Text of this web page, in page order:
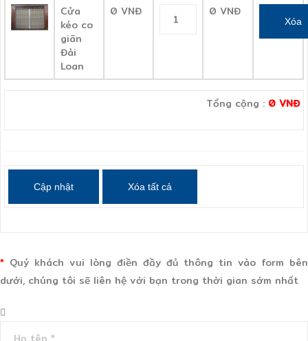
Cửa
kéo co
giãn
Đài
Loan
0 VNĐ 0 VNĐ
Tổng cộng : 0 VNĐ
* Quý khách vui lòng điền đầy đủ thông tin vào form bên
dưới, chúng tôi sẽ liên hệ với bạn trong thời gian sớm nhất